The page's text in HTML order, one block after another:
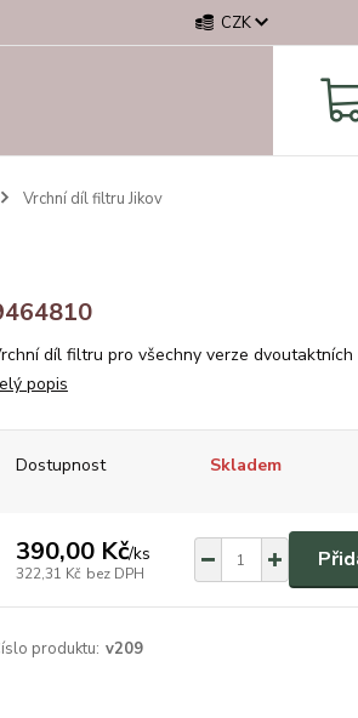
CZK
Vrchní díl filtru Jikov
díl filtru pro všechny verze dvoutaktních
popis
Dostupnost Skladem
390,00 Kč/ks
322,31 Kč bez DPH
produktu: v209